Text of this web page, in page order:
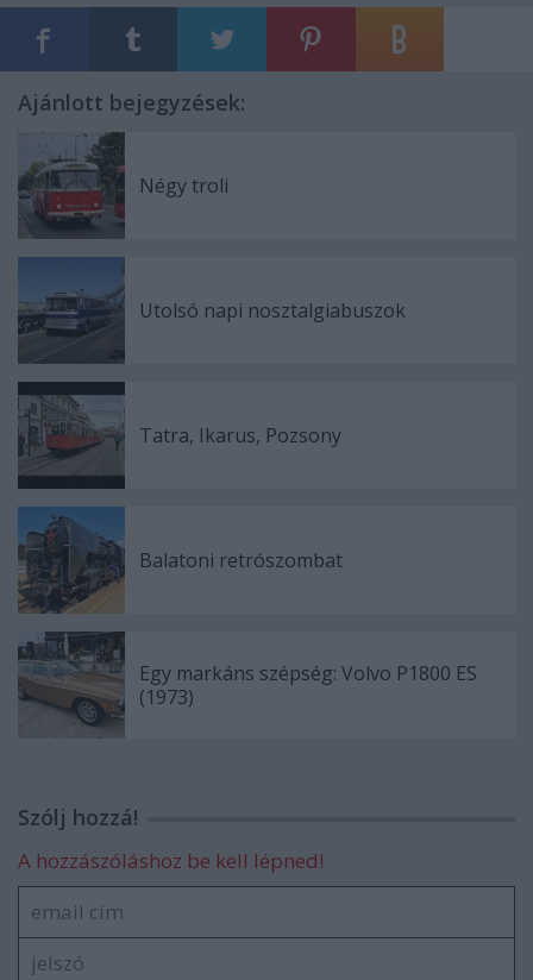
Ajánlott bejegyzések:
Négy troli
Utolsó napi nosztalgiabuszok
Tatra, Ikarus, Pozsony
Balatoni retrószombat
Egy markáns szépség: Volvo P1800 ES
(1973)
Szólj hozzá!
A hozzászóláshoz be kell lépned!